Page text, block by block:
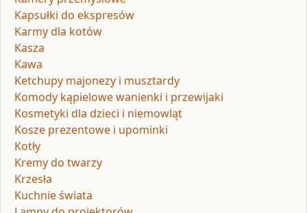
Kapsułki do ekspresów
Karmy dla kotów
Kasza
Kawa
Ketchupy majonezy i musztardy
Komody kąpielowe wanienki i przewijaki
Kosmetyki dla dzieci i niemowląt
Kosze prezentowe i upominki
Kotły
Kremy do twarzy
Krzesła
Kuchnie świata